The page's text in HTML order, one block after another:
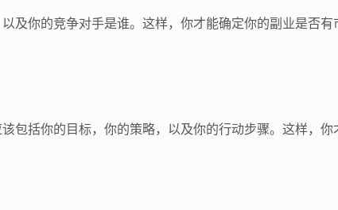
你的竞争对手是谁。这样，你才能确定你的副业是否有
包括你的目标，你的策略，以及你的行动步骤。这样，你